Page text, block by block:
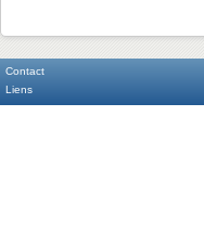
Contact
Liens